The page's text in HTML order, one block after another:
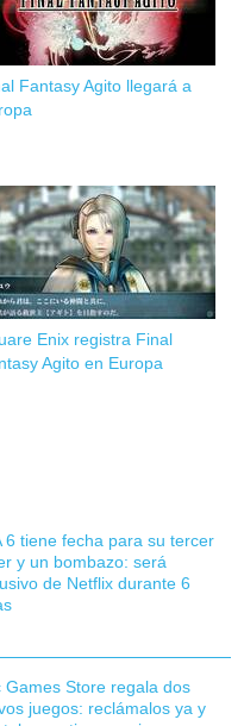
Fantasy Agito llegará a
Enix registra Final
Agito en Europa
6 tiene fecha para su tercer
y un bombazo: será
de Netflix durante 6
Games Store regala dos
juegos: reclámalos ya y